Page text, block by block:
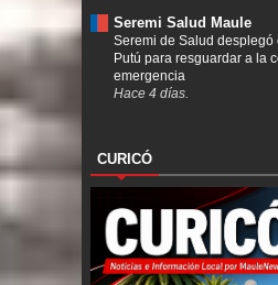
Seremi Salud Maule
Seremi de Salud desplegó
Putú para resguardar a la
emergencia
Hace 4 días.
CURICÓ